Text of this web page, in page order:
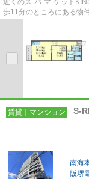
近くのス-パ-マ-ケット
歩11分のところにある物
賃貸｜マンション S-
南海
阪堺